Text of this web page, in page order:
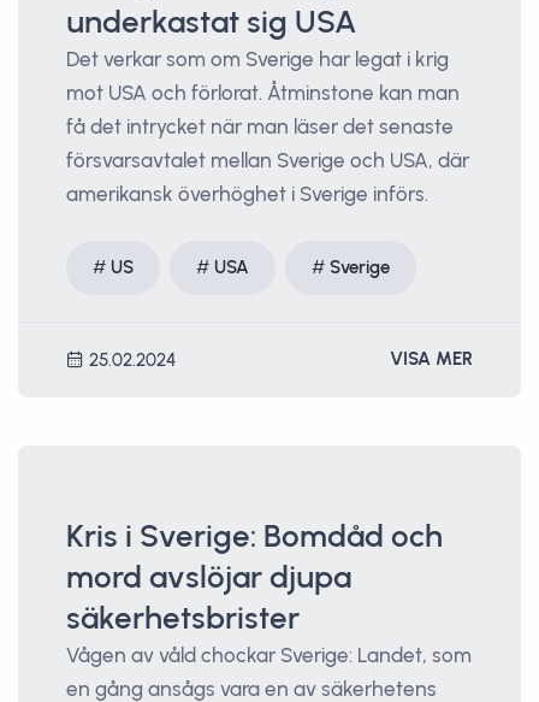
underkastat sig USA
Det verkar som om Sverige har legat i krig
mot USA och förlorat. Åtminstone kan man
få det intrycket när man läser det senaste
försvarsavtalet mellan Sverige och USA, där
amerikansk överhöghet i Sverige införs.
US USA Sverige
25.02.2024 VISA MER
Kris i Sverige: Bomdåd och
mord avslöjar djupa
säkerhetsbrister
Vågen av våld chockar Sverige: Landet, som
en gång ansågs vara en av säkerhetens